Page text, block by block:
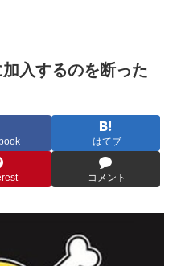
入するのを断った
はてブ
コメント